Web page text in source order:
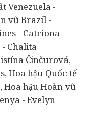
Venezuela -
vũ Brazil -
- Catriona
Chalita
Činčurová,
Hoa hậu Quốc tế
Hoa hậu Hoàn vũ
- Evelyn